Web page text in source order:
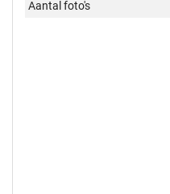
Aantal foto's